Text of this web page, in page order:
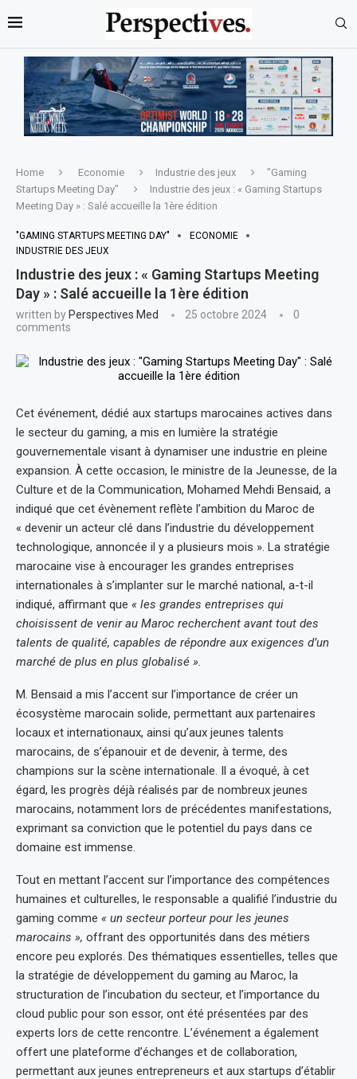
Home Economie Industrie des jeux
"Gaming
Startups Meeting Day"
Industrie des jeux : « Gaming Startups
Meeting Day » : Salé accueille la 1ère édition
"GAMING STARTUPS MEETING DAY"
ECONOMIE
INDUSTRIE DES JEUX
Industrie des jeux : « Gaming Startups Meeting
Day » : Salé accueille la 1ère édition
written by Perspectives Med 25 octobre 2024
0
comments
Cet événement, dédié aux startups marocaines actives dans
le secteur du gaming, a mis en lumière la stratégie
gouvernementale visant à dynamiser une industrie en pleine
expansion. À cette occasion, le ministre de la Jeunesse, de la
Culture et de la Communication, Mohamed Mehdi Bensaid, a
indiqué que cet évènement reflète l’ambition du Maroc de
« devenir un acteur clé dans l’industrie du développement
technologique, annoncée il y a plusieurs mois ». La stratégie
marocaine vise à encourager les grandes entreprises
internationales à s’implanter sur le marché national, a-t-il
indiqué, affirmant que « les grandes entreprises qui
choisissent de venir au Maroc recherchent avant tout des
talents de qualité, capables de répondre aux exigences d’un
marché de plus en plus globalisé ».
M. Bensaid a mis l’accent sur l’importance de créer un
écosystème marocain solide, permettant aux partenaires
locaux et internationaux, ainsi qu’aux jeunes talents
marocains, de s’épanouir et de devenir, à terme, des
champions sur la scène internationale. Il a évoqué, à cet
égard, les progrès déjà réalisés par de nombreux jeunes
marocains, notamment lors de précédentes manifestations,
exprimant sa conviction que le potentiel du pays dans ce
domaine est immense.
Tout en mettant l’accent sur l’importance des compétences
humaines et culturelles, le responsable a qualifié l’industrie du
gaming comme « un secteur porteur pour les jeunes
marocains », offrant des opportunités dans des métiers
encore peu explorés. Des thématiques essentielles, telles que
la stratégie de développement du gaming au Maroc, la
structuration de l’incubation du secteur, et l’importance du
cloud public pour son essor, ont été présentées par des
experts lors de cette rencontre. L’événement a également
offert une plateforme d’échanges et de collaboration,
permettant aux jeunes entrepreneurs et aux startups d’établir